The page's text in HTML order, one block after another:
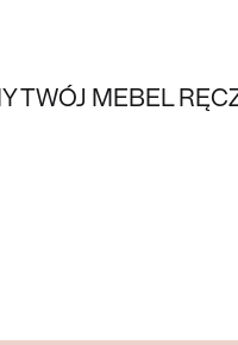
TWÓJ MEBEL